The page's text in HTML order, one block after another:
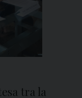
tra la